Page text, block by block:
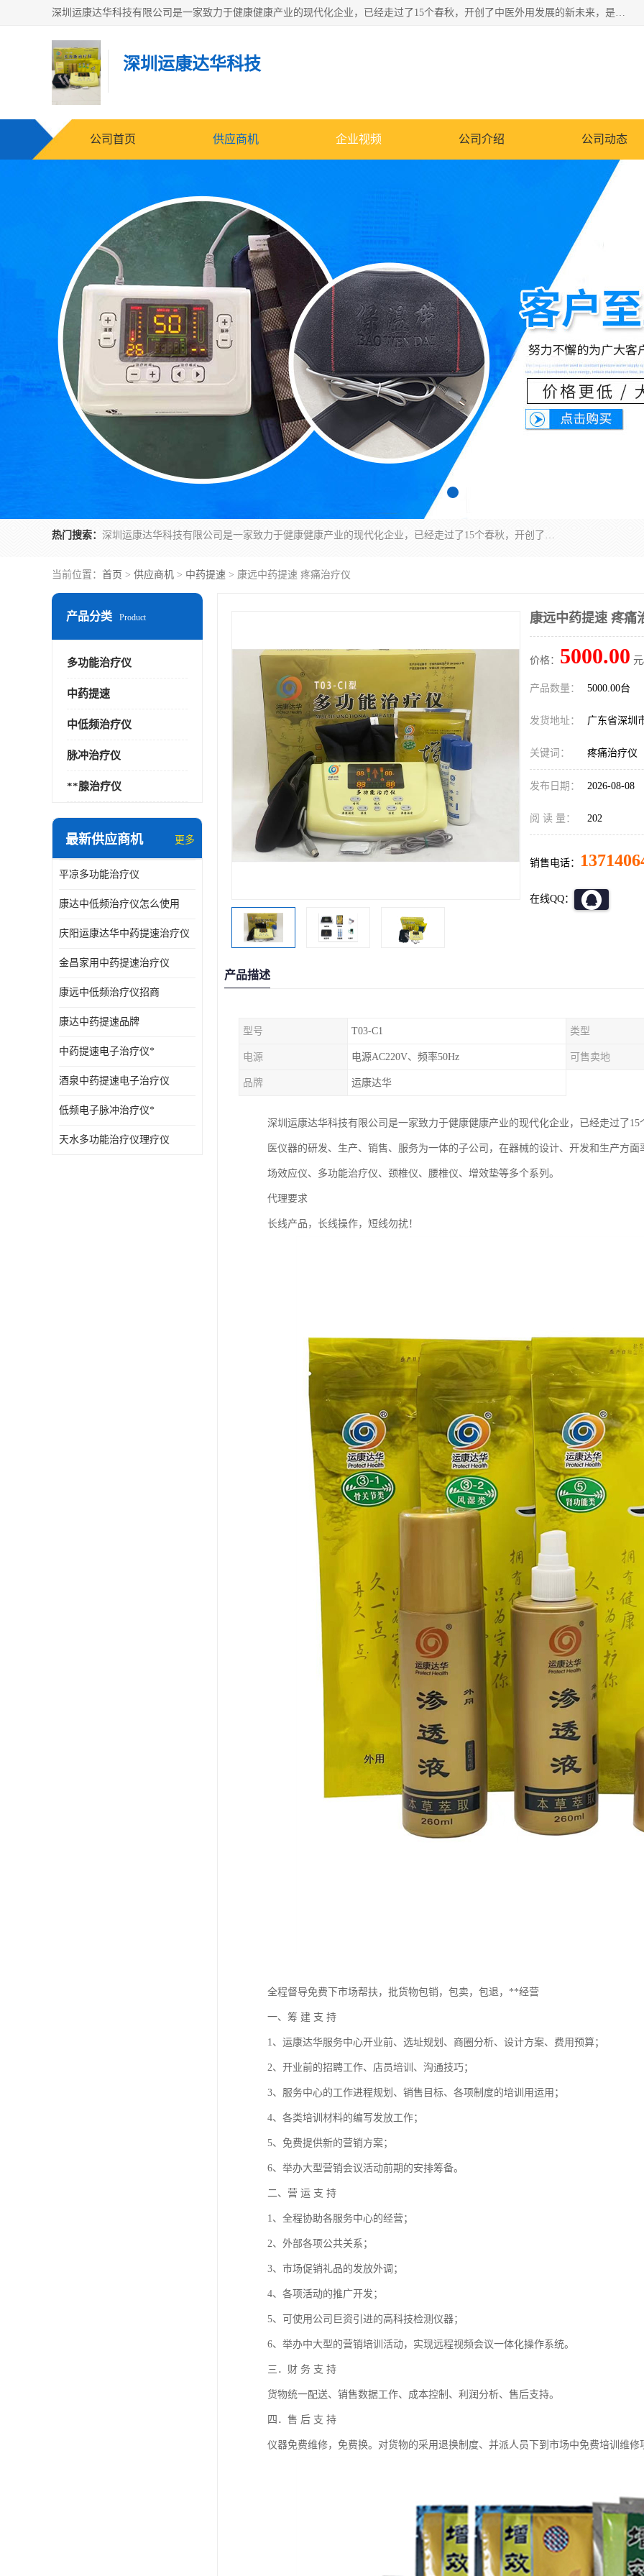
深圳运康达华科技有限公司是一家致力于健康健康产业的现代化企业，已经走过了15个春秋，开创了中医外用发展的新未来，是专业从事中医医疗仪器的研发、生产、销售、服务为一体的子公司，在医疗器械的设计、开发和生产方面率先引进国际先进技术和好的科技人员，先后开发出了场效应治疗仪、多功能治疗仪、颈椎治疗仪、腰椎治疗仪、增效垫等多个系列。
深圳运康达华科技
公司首页 供应商机 企业视频 公司介绍 公司动态
热门搜索： 深圳运康达华科技有限公司是一家致力于健康健康产业的现代化企业，已经走过了15个春秋，开创了中医外用发展的新未来，是专业从事中医医疗仪器的研发、生产、销售、服务为一体的子公司，在医疗器械的设计、开发和生产方面率先引进国际先进技术和好的科技人员，先后开发出了场效应治疗仪、多功能治疗仪、颈椎治疗仪、腰椎治疗仪、增效垫等多个系列。
当前位置： 首页 > 供应商机 > 中药提速 > 康远中药提速 疼痛治疗仪
产品分类 Product
多功能治疗仪
中药提速
中低频治疗仪
脉冲治疗仪
**腺治疗仪
最新供应商机 更多
平凉多功能治疗仪
康达中低频治疗仪怎么使用
庆阳运康达华中药提速治疗仪
金昌家用中药提速治疗仪
康远中低频治疗仪招商
康达中药提速品牌
中药提速电子治疗仪*
酒泉中药提速电子治疗仪
低频电子脉冲治疗仪*
天水多功能治疗仪理疗仪
康远中药提速 疼痛
价格： 5000.00
产品数量： 5000.00台
发货地址： 广东省深圳
关键词： 疼痛治疗仪
发布日期： 2026-08-08
阅 读 量： 202
销售电话：
在线QQ：
产品描述
型号 T03-C1 类型
电源 电源AC220V、频率50Hz 可售卖地
品牌 运康达华
深圳运康达华科技有限公司是一家致力于健康健康产业的现代化企业，已经走过了
医仪器的研发、生产、销售、服务为一体的子公司，在器械的设计、开发和生产方
场效应仪、多功能治疗仪、颈椎仪、腰椎仪、增效垫等多个系列。
代理要求
长线产品，长线操作，短线勿扰！
全程督导免费下市场帮扶，批货物包销，包卖，包退，**经营
一、筹 建 支 持
1、运康达华服务中心开业前、选址规划、商圈分析、设计方案、费用预算；
2、开业前的招聘工作、店员培训、沟通技巧；
3、服务中心的工作进程规划、销售目标、各项制度的培训用运用；
4、各类培训材料的编写发放工作；
5、免费提供新的营销方案；
6、举办大型营销会议活动前期的安排筹备。
二、营 运 支 持
1、全程协助各服务中心的经营；
2、外部各项公共关系；
3、市场促销礼品的发放外调；
4、各项活动的推广开发；
5、可使用公司巨资引进的高科技检测仪器；
6、举办中大型的营销培训活动，实现远程视频会议一体化操作系统。
三．财 务 支 持
货物统一配送、销售数据工作、成本控制、利润分析、售后支持。
四．售 后 支 持
仪器免费维修，免费换。对货物的采用退换制度、并派人员下到市场中免费培训维修